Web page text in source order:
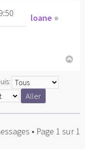
loane
• Page 1 sur1